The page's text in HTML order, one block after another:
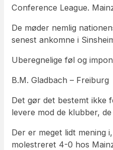
Conference League.
De møder nemlig
senest ankomne i
Uberegnelige føl og
B.M. Gladbach – Freiburg
Det gør det bestemt ikke
levere mod de klubber,
Der er meget lidt mening
molestreret 4-0 hos